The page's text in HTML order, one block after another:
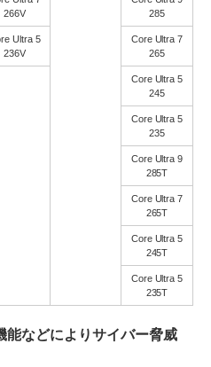
266V
285
Ultra 5
236V
Core Ultra 7
265
Core Ultra 5
245
Core Ultra 5
235
Core Ultra 9
285T
Core Ultra 7
265T
Core Ultra 5
245T
Core Ultra 5
235T
などによりサイバー脅威